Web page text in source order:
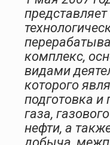
комплекс,
видами
которого
подготовка и
газа,
нефти, а